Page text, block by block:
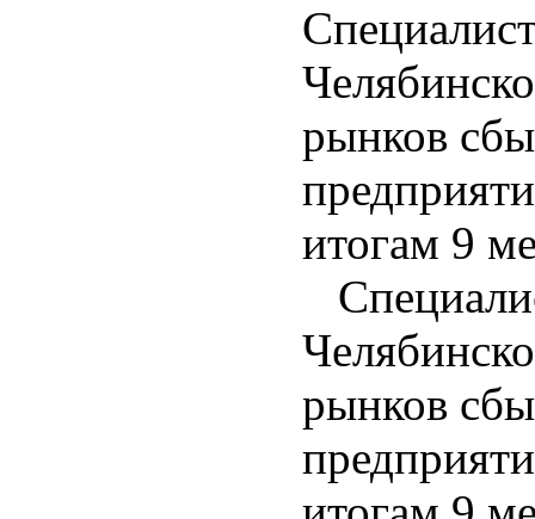
рынков
итогам 9
рынков